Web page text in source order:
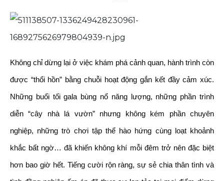
Không chỉ dừng lại ở việc khám phá cảnh quan, hành trình còn
được “thổi hồn” bằng chuỗi hoạt động gắn kết đầy cảm xúc.
Những buổi tốigala bùng nổ năng lượng, những phần trình
diễn “cây nhà lá vườn” nhưng không kém phần chuyên
nghiệp, những trò chơi tập thể hào hứng cùng loạt khoảnh
khắc bất ngờ… đã khiến không khí mỗi đêm trở nên đặc biệt
hơn bao giờ hết. Tiếng cười rộn ràng, sự sẻ chia thân tình và